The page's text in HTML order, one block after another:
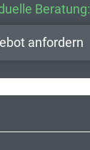
Beratung:
anfordern